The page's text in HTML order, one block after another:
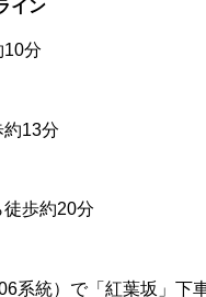
イン
分
約13分
歩約20分
系統）で「紅葉坂」下